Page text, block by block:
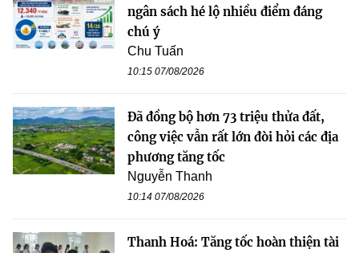
ngân sách hé lộ nhiều điểm đáng
chú ý
Chu Tuấn
10:15 07/08/2026
Đã đồng bộ hơn 73 triệu thửa đất,
công việc vẫn rất lớn đòi hỏi các địa
phương tăng tốc
Nguyễn Thanh
10:14 07/08/2026
Thanh Hoá: Tăng tốc hoàn thiện tài